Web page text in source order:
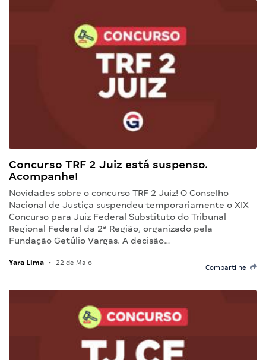
Concurso TRF 2 Juiz está suspenso.
Acompanhe!
Novidades sobre o concurso TRF 2 Juiz! O Conselho
Nacional de Justiça suspendeu temporariamente o XIX
Concurso para Juiz Federal Substituto do Tribunal
Regional Federal da 2ª Região, organizado pela
Fundação Getúlio Vargas. A decisão…
Yara Lima • 22 de Maio
Compartilhe